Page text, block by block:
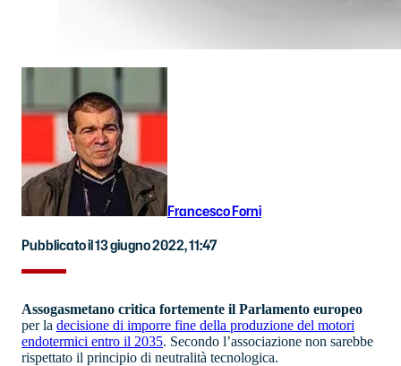
Francesco Forni
Pubblicato il 13 giugno 2022, 11:47
Assogasmetano critica fortemente il Parlamento europeo
per la decisione di imporre fine della produzione del motori
endotermici entro il 2035. Secondo l’associazione non sarebbe
rispettato il principio di neutralità tecnologica.